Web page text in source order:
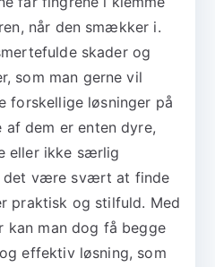
når den smækker i.
skader og
som man gerne vil
forskellige løsninger på
af dem er enten dyre,
eller ikke særlig
det være svært at finde
praktisk og stilfuld. Med
kan man dog få begge
effektiv løsning, som